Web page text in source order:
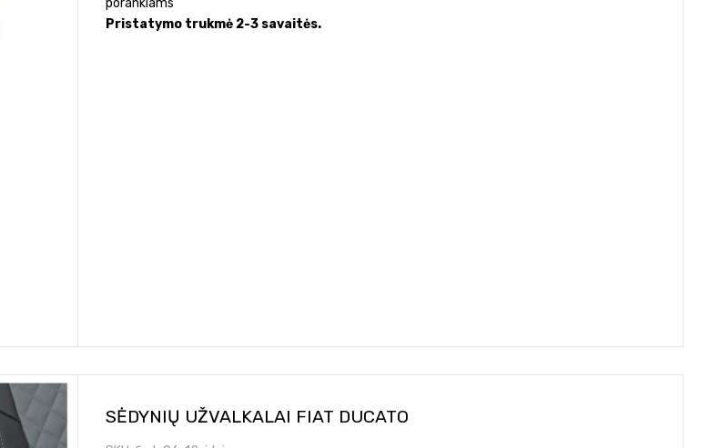
porankiams
Pristatymo trukmė 2-3 savaitės.
SĖDYNIŲ UŽVALKALAI FIAT DUCATO